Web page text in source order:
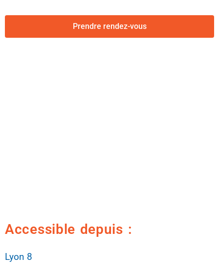
Prendre rendez-vous
Accessible depuis :
Lyon 8